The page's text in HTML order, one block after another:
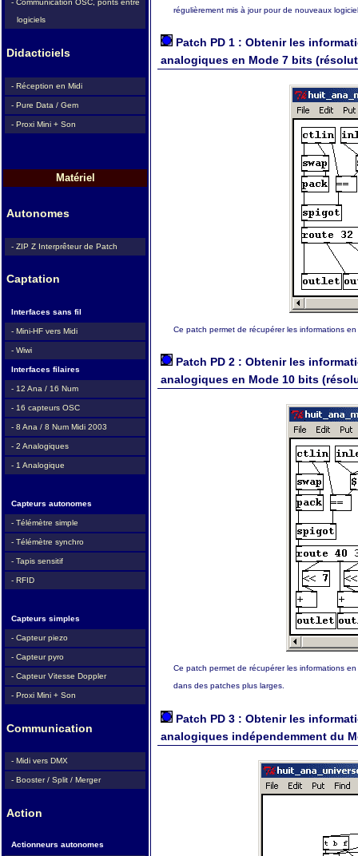
- Communication OSC, ponts entre
logiciels
Didacticiels
- Réception en Midi
- Pure Data / Gem
- Proxi Mini + Son
Matériel
Autonomes
- ZIP Z Interprêteur de Patch
Captation
Interfaces sans fil
- Mini-HF vers Midi
- Wiwi
Interfaces filaires
- 12 Ana / 16 Num
- 16 capteurs OSC
- 8 Ana / 8 Num Midi 2003
- 2 Analogiques
- 1 Analogique
Capteurs autonomes
- Télémètre simple
- Télémètre synchro
- Tapis sensitif
- RFID
Capteurs simples
- Capteur piezo
- Capteur pyro
- Capteur Vitesse Doppler
- Proxi Mini + Son
Communication
- Midi vers DMX
- Booster / Split / Merger
Action
Actionneurs autonomes
régulièrement mis à jour pour de nouveaux
Patch PD 1 : Obtenir les
analogiques en Mode 7 bits
Ce patch permet de récupérer les informations
Patch PD 2 : Obtenir les
analogiques en Mode 10 bits
Ce patch permet de récupérer les informations
dans des patches plus larges.
Patch PD 3 : Obtenir les
analogiques indépendemment du